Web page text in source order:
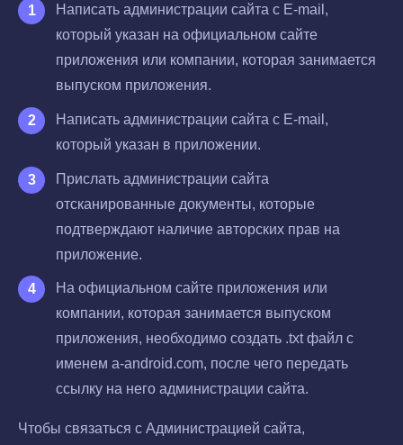
Написать администрации сайта с E-mail,
который указан на официальном сайте
приложения или компании, которая занимается
выпуском приложения.
Написать администрации сайта с E-mail,
который указан в приложении.
Прислать администрации сайта
отсканированные документы, которые
подтверждают наличие авторских прав на
приложение.
На официальном сайте приложения или
компании, которая занимается выпуском
приложения, необходимо создать .txt файл с
именем a-android.com, после чего передать
ссылку на него администрации сайта.
Чтобы связаться с Администрацией сайта,